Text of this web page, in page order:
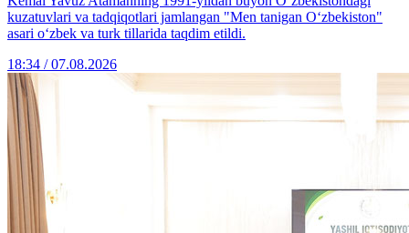
kuzatuvlari va tadqiqotlari jamlangan "Men tanigan O‘zbekiston"
asari o‘zbek va turk tillarida taqdim etildi.
18:34 / 07.08.2026